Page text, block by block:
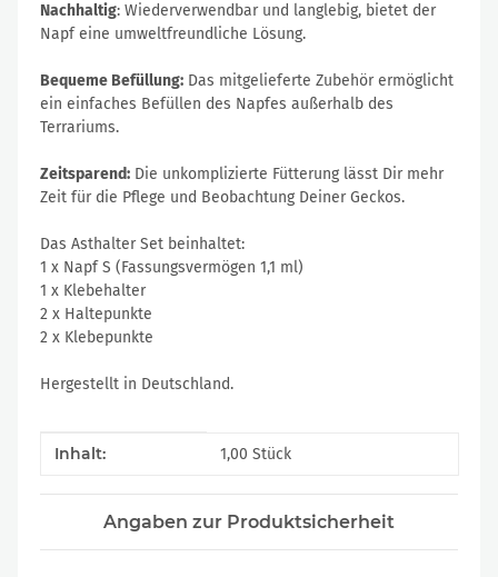
Nachhaltig: Wiederverwendbar und langlebig, bietet der
Napf eine umweltfreundliche Lösung.
Bequeme Befüllung: Das mitgelieferte Zubehör ermöglicht
ein einfaches Befüllen des Napfes außerhalb des
Terrariums.
Zeitsparend: Die unkomplizierte Fütterung lässt Dir mehr
Zeit für die Pflege und Beobachtung Deiner Geckos.
Das Asthalter Set beinhaltet:
1 x Napf S (Fassungsvermögen 1,1 ml)
1 x Klebehalter
2 x Haltepunkte
2 x Klebepunkte
Hergestellt in Deutschland.
Produkteigenschaft
Wert
Inhalt: 1,00 Stück
Angaben zur Produktsicherheit